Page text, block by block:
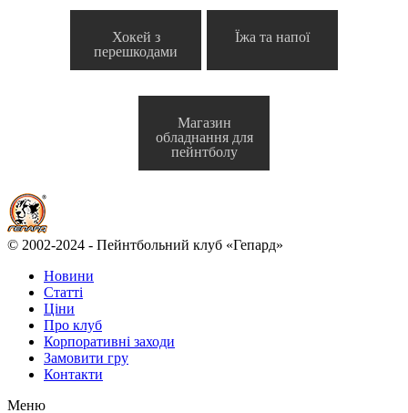
Хокей з
перешкодами
Їжа та напої
Магазин
обладнання для
пейнтболу
© 2002-2024 - Пейнтбольний клуб «Гепард»
Новини
Статті
Ціни
Про клуб
Корпоративні заходи
Замовити гру
Контакти
Меню